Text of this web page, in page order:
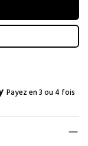
Payez en 3 ou 4 fois